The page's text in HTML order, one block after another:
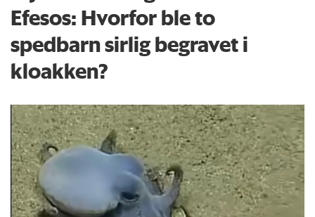
Efesos: Hvorfor ble to
spedbarn sirlig begravet i
kloakken?